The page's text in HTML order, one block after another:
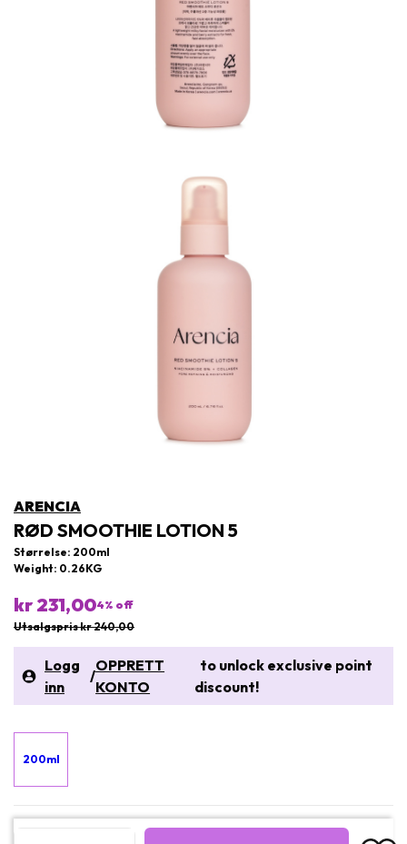
ARENCIA
RØD SMOOTHIE LOTION 5
Størrelse: 200ml
Weight: 0.26KG
kr 231,004% off
Utsalgspris kr 240,00
Logg
inn
/
OPPRETT
KONTO
to unlock exclusive point
discount!
200ml